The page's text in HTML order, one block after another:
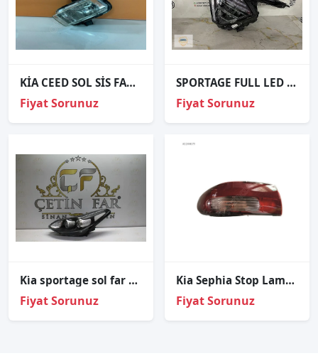
KİA CEED SOL SİS FARI ORJİNAL
Fiyat Sorunuz
SPORTAGE FULL LED SOL FAR ORJİNAL PRESTİGE PAKET
Fiyat Sorunuz
Ki̇a sportage sol far sıfır i̇thal 92101-f1010 2016-2021
Fiyat Sorunuz
Kia Sephia Stop Lambası Sol 1996-1998
Fiyat Sorunuz